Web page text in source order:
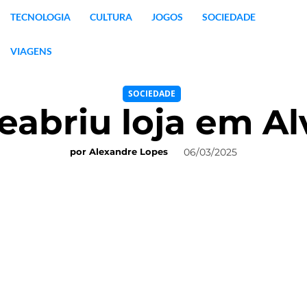
TECNOLOGIA CULTURA JOGOS SOCIEDADE
VIAGENS
SOCIEDADE
loja em
por Alexandre Lopes 06/03/2025